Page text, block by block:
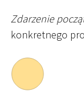
Zdarzenie
konkretnego